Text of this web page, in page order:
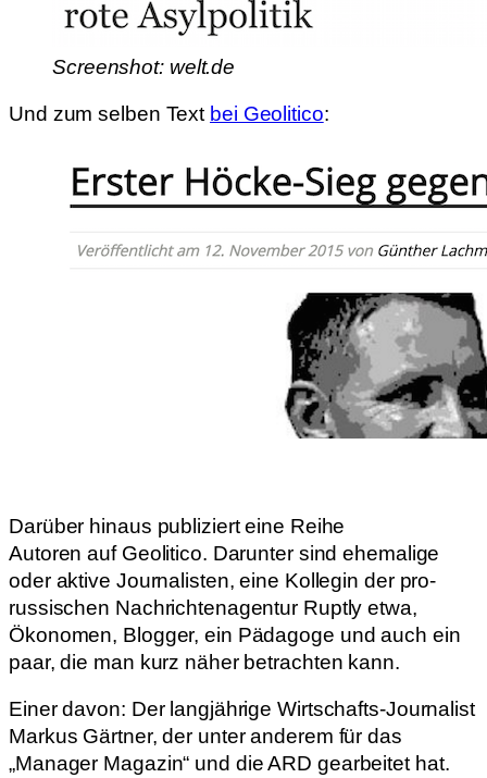
Screenshot: welt.de
Und zum selben Text bei Geolitico:
Darüber hinaus publiziert eine Reihe
Autoren auf Geolitico. Darunter sind ehemalige
oder aktive Journalisten, eine Kollegin der pro-
russischen Nachrichtenagentur Ruptly etwa,
Ökonomen, Blogger, ein Pädagoge und auch ein
paar, die man kurz näher betrachten kann.
Einer davon: Der langjährige Wirtschafts-Journalist
Markus Gärtner, der unter anderem für das
„Manager Magazin“ und die ARD gearbeitet hat.